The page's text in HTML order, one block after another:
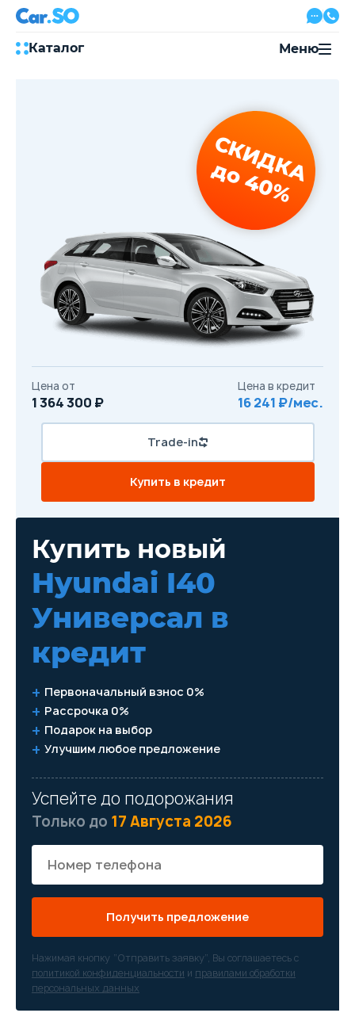
Каталог
8 800 500-03-23
с 08:00 по 20:00, без выходных
Привольная улица, 2, к5
Перезвоните мне
Меню
Купить новый
Hyundai I40
Универсал в
кредит
Первоначальный взнос 0%
Рассрочка 0%
Подарок на выбор
Улучшим любое предложение
Успейте до подорожания
Только до 17 Августа 2026
Получить предложение
Нажимая кнопку “Отправить заявку”, Вы соглашаетесь с
политикой конфиденциальности и правилами обработки
персональных данных
СКИДКА
до 40%
Цена от
1 364 300 ₽
Цена в кредит
16 241 ₽/мес.
Trade-in
Купить в кредит